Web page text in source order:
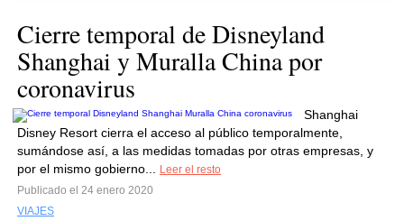
Cierre temporal de Disneyland
Shanghai y Muralla China por
coronavirus
Shanghai
Disney Resort cierra el acceso al público temporalmente,
sumándose así, a las medidas tomadas por otras empresas, y
por el mismo gobierno...
Leer el resto
Publicado el 24 enero 2020
VIAJES